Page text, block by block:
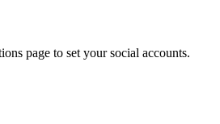
page to set your social accounts.